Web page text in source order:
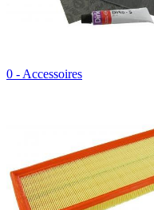
0 - Accessoires